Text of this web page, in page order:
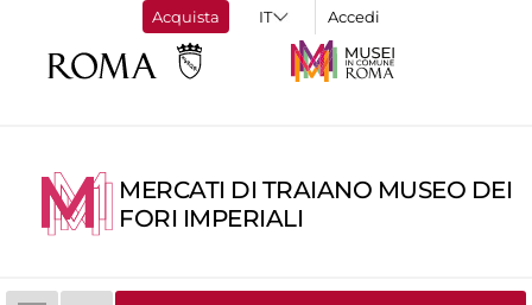
Acquista Accedi
MERCATI DI TRAIANO MUSEO DEI
FORI IMPERIALI